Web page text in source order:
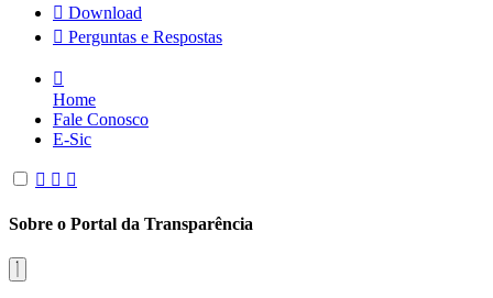
Download
Perguntas e Respostas
Home
Fale Conosco
E-Sic
Sobre o Portal da Transparência